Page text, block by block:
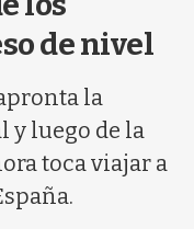
de nivel
la
y luego de la
toca viajar a